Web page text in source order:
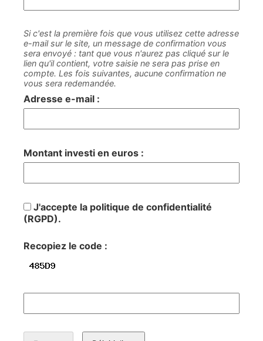
Si c'est la première fois que vous utilisez cette adresse
e-mail sur le site, un message de confirmation vous
sera envoyé : tant que vous n'aurez pas cliqué sur le
lien qu'il contient, votre saisie ne sera pas prise en
compte. Les fois suivantes, aucune confirmation ne
vous sera redemandée.
Adresse e-mail :
Montant investi en euros :
J'accepte la politique de confidentialité
(RGPD).
Recopiez le code :